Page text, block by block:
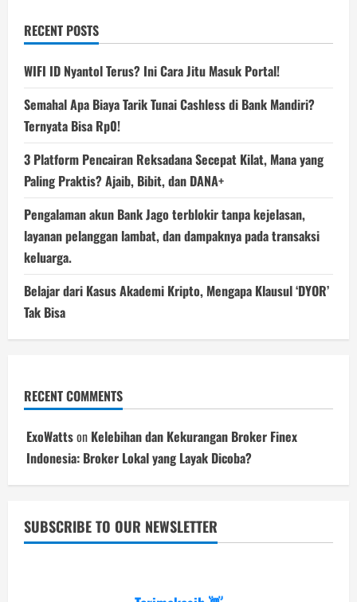
RECENT POSTS
WIFI ID Nyantol Terus? Ini Cara Jitu Masuk Portal!
Semahal Apa Biaya Tarik Tunai Cashless di Bank Mandiri?
Ternyata Bisa Rp0!
3 Platform Pencairan Reksadana Secepat Kilat, Mana yang
Paling Praktis? Ajaib, Bibit, dan DANA+
Pengalaman akun Bank Jago terblokir tanpa kejelasan,
layanan pelanggan lambat, dan dampaknya pada transaksi
keluarga.
Belajar dari Kasus Akademi Kripto, Mengapa Klausul ‘DYOR’
Tak Bisa
RECENT COMMENTS
ExoWattson Kelebihan dan Kekurangan Broker Finex
Indonesia: Broker Lokal yang Layak Dicoba?
SUBSCRIBE TO OUR NEWSLETTER